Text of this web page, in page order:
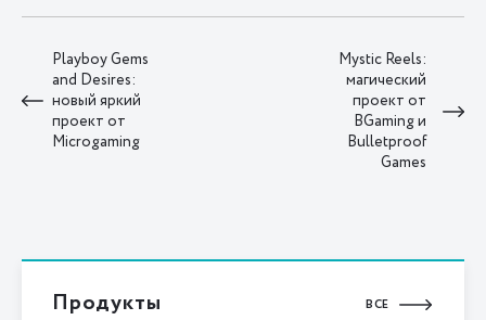
Playboy Gems
and Desires:
новый яркий
проект от
Microgaming
Mystic Reels:
магический
проект от
BGaming и
Bulletproof
Games
Продукты ВСЕ